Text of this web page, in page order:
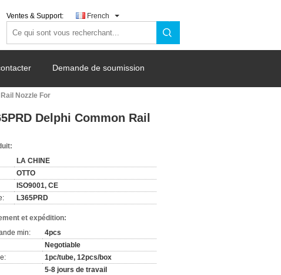
Ventes & Support: French
Demande de soumission
Nozzle For
Delphi Common Rail
LA CHINE
OTTO
ISO9001, CE
L365PRD
et expédition:
min:
4pcs
Negotiable
1pc/tube, 12pcs/box
5-8 jours de travail